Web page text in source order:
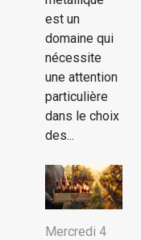
est un
domaine qui
nécessite
une attention
particulière
dans le choix
des...
Mercredi 4